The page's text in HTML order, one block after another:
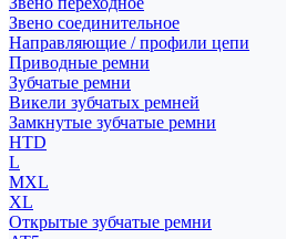
Звено соединительное
Направляющие / профили цепи
Приводные ремни
Зубчатые ремни
Викели зубчатых ремней
Замкнутые зубчатые ремни
HTD
L
MXL
XL
Открытые зубчатые ремни